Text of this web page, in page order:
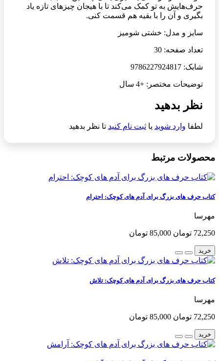
حرف‌هایش به تو کمک می‌کند تا با هیجان چیزهای تازه یاد
بگیری و آن را با بقیه هم قسمت کنی.
سایز و مدل: خشتی شومیز
تعداد صفحه: 30
شابک: 9786227924817
توضیحات مختصر: +4 سال
نظر بدهید
لطفا وارد شوید یا ثبت نام کنید تا نظر بدهید
محصولات مرتبط
کتاب حرف های بزرگ برای آدم های کوچک: احترام
مهرسا
72,250 تومان 85,000 تومان
خرید
کتاب حرف های بزرگ برای آدم های کوچک: تلاش
مهرسا
72,250 تومان 85,000 تومان
خرید